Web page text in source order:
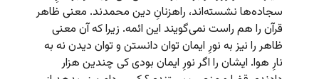
سجاده‌ها نشسته‌اند،‌ راهزنانِ دین محمدند. معنی ظاهر
قرآن را هم راست نمی‌گویند این ائمه. زیرا که آن معنی
ظاهر را نیز به نورِ ایمان توان دانستن و توان دیدن نه به
نارِ هوا. ایشان را اگر نورِ ایمان بودی کی چندین هزار